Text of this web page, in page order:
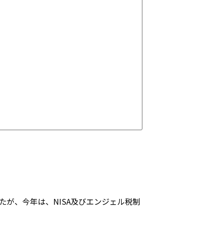
、今年は、NISA及びエンジェル税制